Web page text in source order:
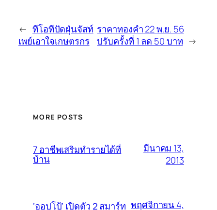
← ทีโอทีปัดฝุ่นจัสท์
เพย์เอาใจเกษตรกร
ราคาทองคำ 22 พ.ย. 56
ปรับครั้งที่ 1 ลด 50 บาท →
MORE POSTS
7 อาชีพเสริมทำรายได้ที่
บ้าน
มีนาคม 13,
2013
‘ออปโป้’ เปิดตัว 2 สมาร์ท พฤศจิกายน 4,